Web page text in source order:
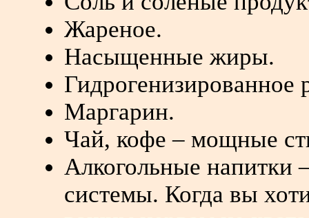
Жареное.
Насыщенные жиры.
Гидрогенизированное
Маргарин.
Чай, кофе – мощные
Алкогольные напитки
системы. Когда вы